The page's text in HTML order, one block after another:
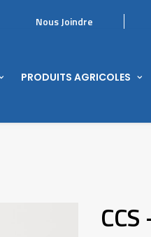
Nous Joindre
PRODUITS AGRICOLES